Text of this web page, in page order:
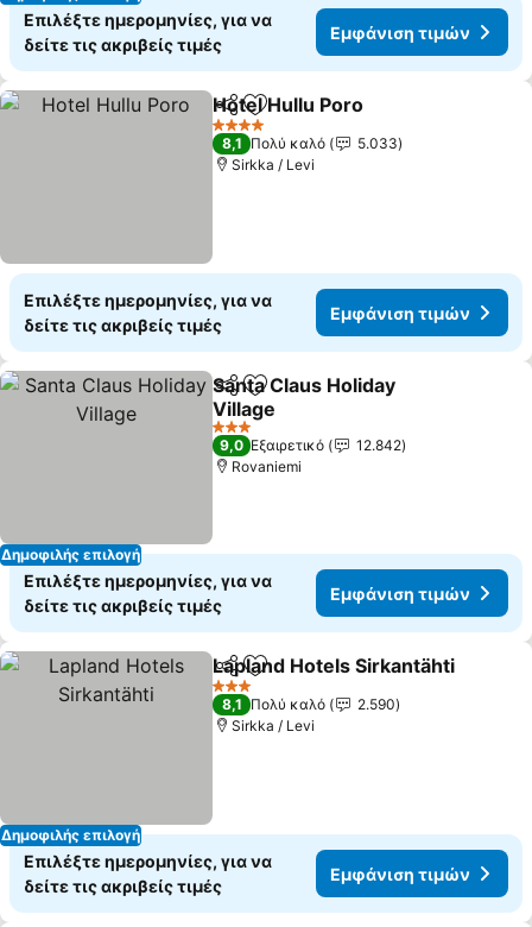
Επιλέξτε ημερομηνίες, για να
δείτε τις ακριβείς τιμές
Εμφάνιση τιμών
Κοινοποίηση
Προσθήκη στα αγαπημένα
Hotel Hullu Poro
4 Αστέρια
8,1 Πολύ καλό
5.033
Sirkka / Levi
Επιλέξτε ημερομηνίες, για να
δείτε τις ακριβείς τιμές
Εμφάνιση τιμών
Δημοφιλής επιλογή
Κοινοποίηση
Προσθήκη στα αγαπημένα
Santa Claus Holiday
Village
Εμφάνιση τιμών
3 Αστέρια
9,0 Εξαιρετικό
12.842
Rovaniemi
Επιλέξτε ημερομηνίες, για να
δείτε τις ακριβείς τιμές
Εμφάνιση τιμών
Δημοφιλής επιλογή
Κοινοποίηση
Προσθήκη στα αγαπημένα
Lapland Hotels Sirkantähti
3 Αστέρια
8,1 Πολύ καλό
2.590
Sirkka / Levi
Επιλέξτε ημερομηνίες, για να
δείτε τις ακριβείς τιμές
Εμφάνιση τιμών